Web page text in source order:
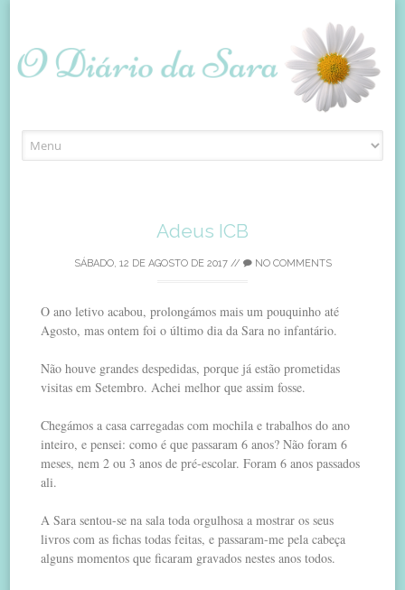
to
Adeus ICB
SÁBADO, 12 DE AGOSTO DE 2017// NO COMMENTS
O ano letivo acabou, prolongámos mais um pouquinho até
Agosto, mas ontem foi o último dia da Sara no infantário.
Não houve grandes despedidas, porque já estão prometidas
visitas em Setembro. Achei melhor que assim fosse.
Chegámos a casa carregadas com mochila e trabalhos do ano
inteiro, e pensei: como é que passaram 6 anos? Não foram 6
meses, nem 2 ou 3 anos de pré-escolar. Foram 6 anos passados
ali.
A Sara sentou-se na sala toda orgulhosa a mostrar os seus
livros com as fichas todas feitas, e passaram-me pela cabeça
alguns momentos que ficaram gravados nestes anos todos.